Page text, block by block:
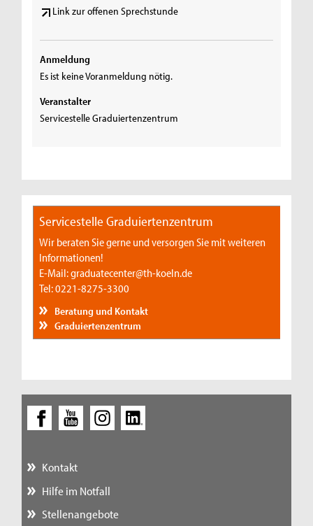
Link zur offenen Sprechstunde
Anmeldung
Es ist keine Voranmeldung nötig.
Veranstalter
Servicestelle Graduiertenzentrum
Servicestelle Graduiertenzentrum
Wir beraten Sie gerne und versorgen Sie mit weiteren
Informationen!
E-Mail: graduatecenter@th-koeln.de
Tel: 0221-8275-3300
Beratung und Kontakt
Graduiertenzentrum
Kontakt
Hilfe im Notfall
Stellenangebote